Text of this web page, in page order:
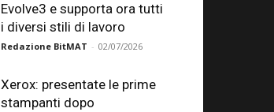
Evolve3 e supporta ora tutti
i diversi stili di lavoro
Redazione BitMAT - 02/07/2026
Xerox: presentate le prime
stampanti dopo